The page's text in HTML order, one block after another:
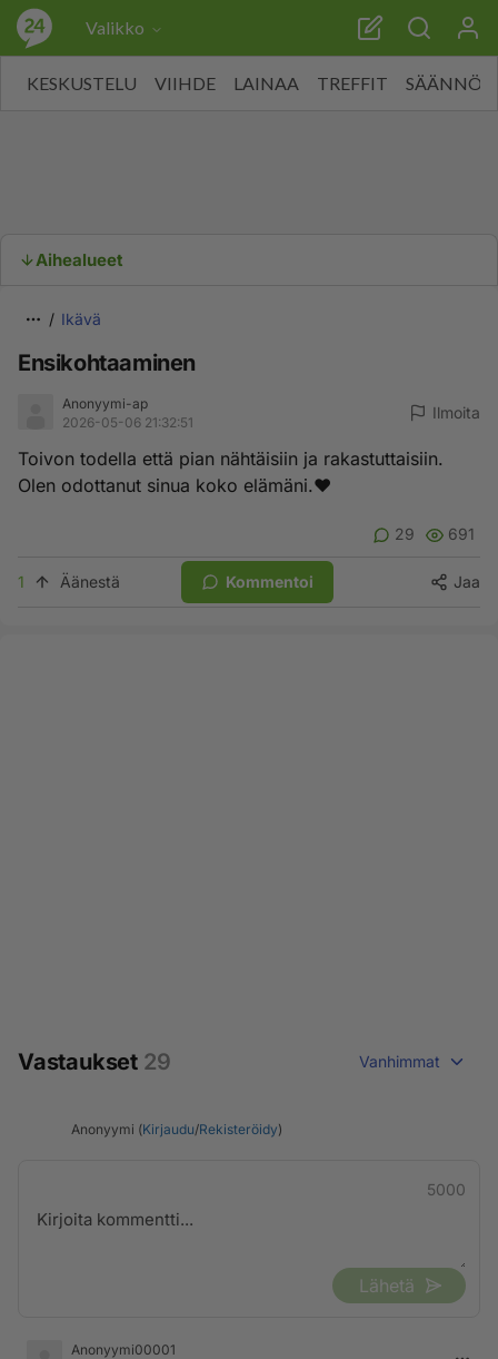
Valikko
KESKUSTELU VIIHDE LAINAA TREFFIT SÄÄNNÖT
Aihealueet
Ikävä
Ensikohtaaminen
Anonyymi-ap
2026-05-06 21:32:51
Ilmoita
Toivon todella että pian nähtäisiin ja rakastuttaisiin.
Olen odottanut sinua koko elämäni.❤️
29 691
1 Äänestä Kommentoi Jaa
Vastaukset 29 Vanhimmat
Anonyymi (Kirjaudu/Rekisteröidy)
5000
Lähetä
Anonyymi00001